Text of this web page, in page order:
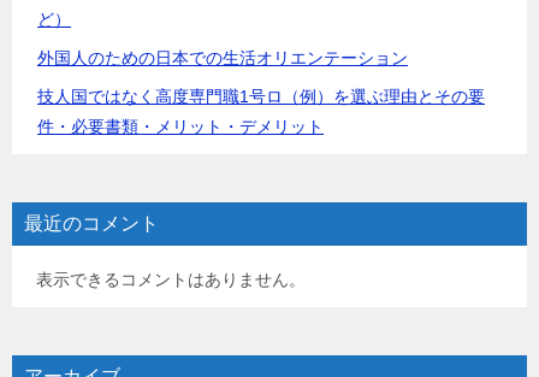
ど）
外国人のための日本での生活オリエンテーション
技人国ではなく高度専門職1号ロ（例）を選ぶ理由とその要
件・必要書類・メリット・デメリット
最近のコメント
表示できるコメントはありません。